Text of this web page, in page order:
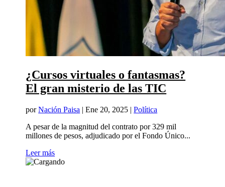
¿Cursos virtuales o fantasmas?
El gran misterio de las TIC
porNación Paisa |Ene 20, 2025 |Política
A pesar de la magnitud del contrato por 329 mil
millones de pesos, adjudicado por el Fondo Único...
Leer más